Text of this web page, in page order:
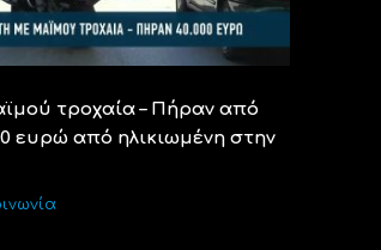
τροχαία – Πήραν από
ευρώ από ηλικιωμένη στην